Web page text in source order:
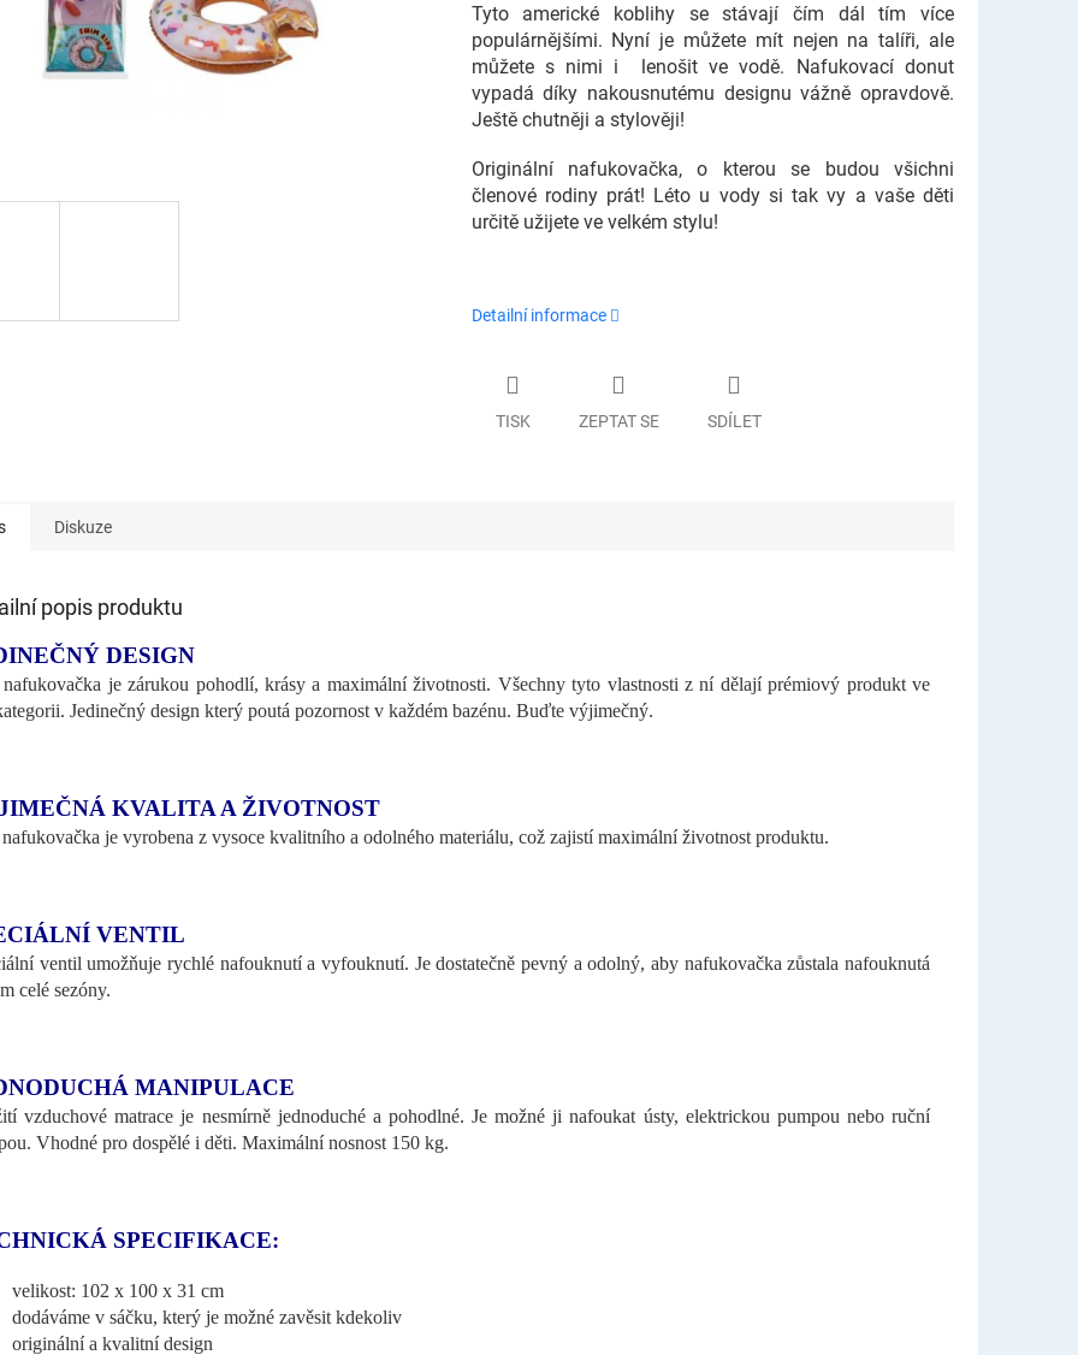
Tyto americké koblihy se stávají čím dál tím více
populárnějšími. Nyní je můžete mít nejen na talíři, ale
můžete s nimi i lenošit ve vodě. Nafukovací donut
vypadá díky nakousnutému designu vážně opravdově.
Ještě chutněji a stylověji!
Originální nafukovačka, o kterou se budou všichni
členové rodiny prát! Léto u vody si tak vy a vaše děti
určitě užijete ve velkém stylu!
Detailní informace
TISK ZEPTAT SE SDÍLET
Diskuze
popis produktu
DESIGN
nafukovačka je zárukou pohodlí, krásy a maximální životnosti. Všechny tyto vlastnosti z ní dělají prémiový produkt ve
Jedinečný design který poutá pozornost v každém bazénu. Buďte výjimečný.
KVALITA A ŽIVOTNOST
je vyrobena z vysoce kvalitního a odolného materiálu, což zajistí maximální životnost produktu.
VENTIL
ventil umožňuje rychlé nafouknutí a vyfouknutí. Je dostatečně pevný a odolný, aby nafukovačka zůstala nafouknutá
celé sezóny.
MANIPULACE
vzduchové matrace je nesmírně jednoduché a pohodlné. Je možné ji nafoukat ústy, elektrickou pumpou nebo ruční
Vhodné pro dospělé i děti. Maximální nosnost 150 kg.
SPECIFIKACE:
velikost: 102 x 100 x 31 cm
dodáváme v sáčku, který je možné zavěsit kdekoliv
originální a kvalitní design